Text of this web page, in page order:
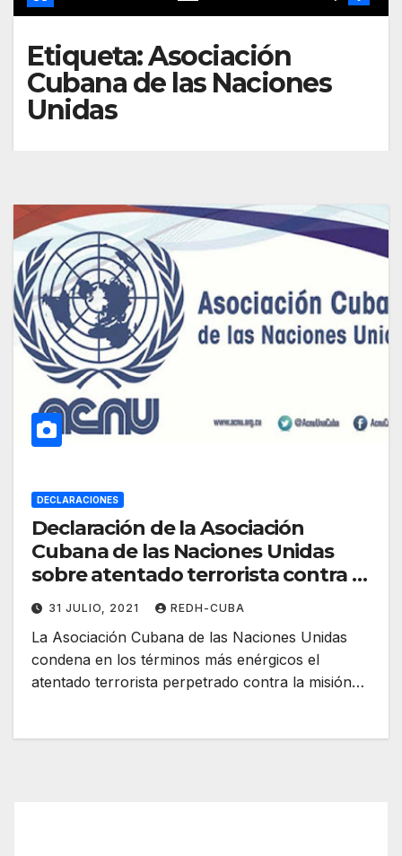
Etiqueta:Asociación
Cubana de las Naciones
Unidas
DECLARACIONES
Declaración de la Asociación
Cubana de las Naciones Unidas
sobre atentado terrorista contra la
Embajada de #Cuba en Francia
31 JULIO, 2021 REDH-CUBA
La Asociación Cubana de las Naciones Unidas
condena en los términos más enérgicos el
atentado terrorista perpetrado contra la misión…